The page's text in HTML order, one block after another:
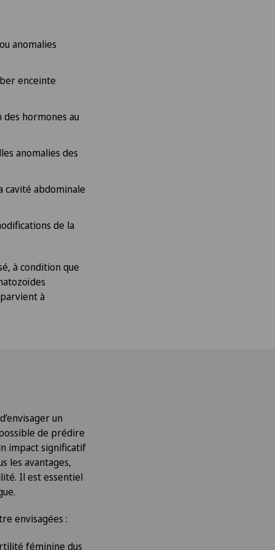
anomalies
enceinte
hormones au
anomalies des
cavité abdominale
de la
à condition que
à
un
de prédire
impact significatif
les avantages,
Il est essentiel
envisagées :
féminine dus